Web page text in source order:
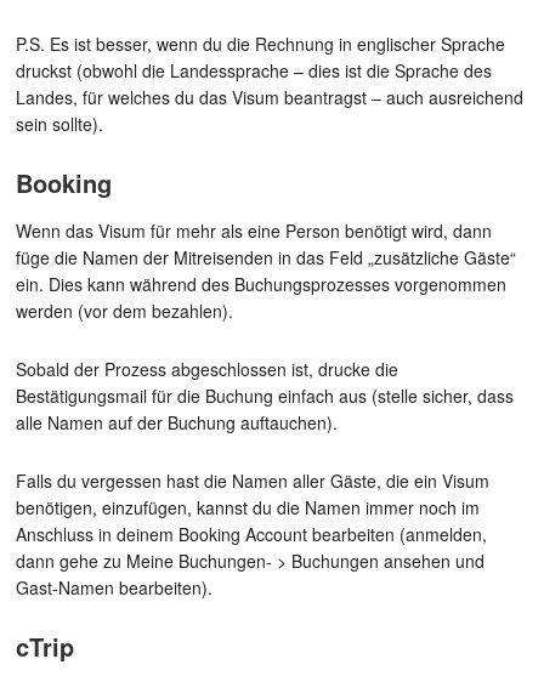
P.S. Es ist besser, wenn du die Rechnung in englischer Sprache
druckst (obwohl die Landessprache – dies ist die Sprache des
Landes, für welches du das Visum beantragst – auch ausreichend
sein sollte).
Booking
Wenn das Visum für mehr als eine Person benötigt wird, dann
füge die Namen der Mitreisenden in das Feld „zusätzliche Gäste“
ein. Dies kann während des Buchungsprozesses vorgenommen
werden (vor dem bezahlen).
Sobald der Prozess abgeschlossen ist, drucke die
Bestätigungsmail für die Buchung einfach aus (stelle sicher, dass
alle Namen auf der Buchung auftauchen).
Falls du vergessen hast die Namen aller Gäste, die ein Visum
benötigen, einzufügen, kannst du die Namen immer noch im
Anschluss in deinem Booking Account bearbeiten (anmelden,
dann gehe zu Meine Buchungen- > Buchungen ansehen und
Gast-Namen bearbeiten).
cTrip